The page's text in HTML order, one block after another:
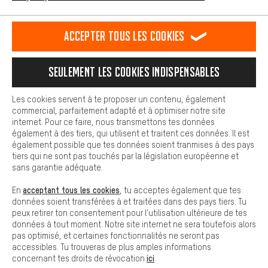
Notre politique en matière de protection de la vie privée
français
FR english
EN Deutsch
DE español
ES
RÉSILIER LE CONTRAT Communauté d'Aix-la-Chapelle
Programme d'affiliation Mentions Légales Protection des données
Reprise des batteries Corepile Paramètres de cookies
Modifier le contraste
Tous les prix s'entendent en euros (MwSt hors) plus les
frais de portpour la livraison vers
est plus confortable. Avec les cookies de confort, nous
Nous pouvons ainsi mettre à ta disposition d'autres contenus et
informations utiles. De plus, tu as la possibilité d'utiliser des
facilement les bons produits. Par exemple, nous proposons une
facilement aux questions.
Cookies de base
Les cookies de base garantissent que tu puisses utiliser les
fonctions de notre site web.
Accepter tous les cookies
Seulement les cookies indispensables
Les cookies servent à te proposer un contenu, également
commercial, parfaitement adapté et à optimiser notre site
internet. Pour ce faire, nous transmettons tes données
également à des tiers, qui utilisent et traitent ces données. Il est
également possible que tes données soient tranmises à des pays
tiers qui ne sont pas touchés par la législation européenne et
sans garantie adéquate.
En acceptant tous les cookies , tu acceptes également que tes
données soient transférées à et traitées dans des pays tiers. Tu
peux retirer ton consentement pour l'utilisation ultérieure de tes
données à tout moment. Notre site internet ne sera toutefois alors
pas optimisé, et certaines fonctionnalités ne seront pas
accessibles. Tu trouveras de plus amples informations
concernant tes droits de révocation ici